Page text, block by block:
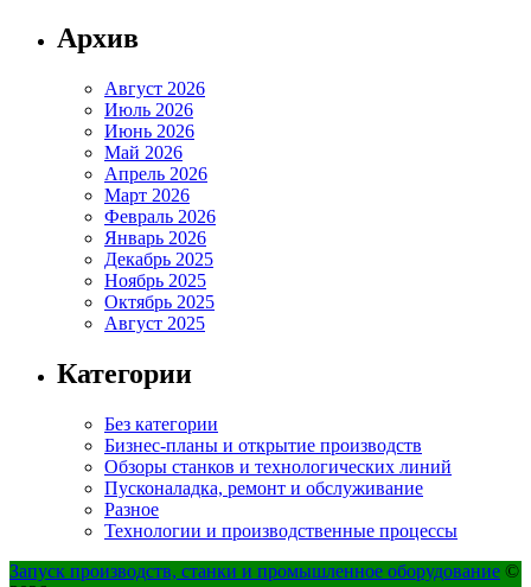
Архив
Август 2026
Июль 2026
Июнь 2026
Май 2026
Апрель 2026
Март 2026
Февраль 2026
Январь 2026
Декабрь 2025
Ноябрь 2025
Октябрь 2025
Август 2025
Категории
Без категории
Бизнес-планы и открытие производств
Обзоры станков и технологических линий
Пусконаладка, ремонт и обслуживание
Разное
Технологии и производственные процессы
Запуск производств, станки и промышленное оборудование ©